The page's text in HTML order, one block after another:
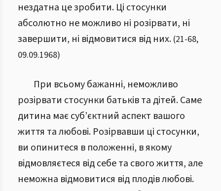
нездатна це зробити. Ці стосунки
абсолютно не можливо ні розірвати, ні
завершити, ні відмовитися від них. (21-68,
09.09.1968)
При всьому бажанні, неможливо
розірвати стосунки батьків та дітей. Саме
дитина має суб’єктний аспект вашого
життя та любові. Розірвавши ці стосунки,
ви опинитеся в положенні, в якому
відмовляєтеся від себе та свого життя, але
неможна відмовитися від плодів любові.